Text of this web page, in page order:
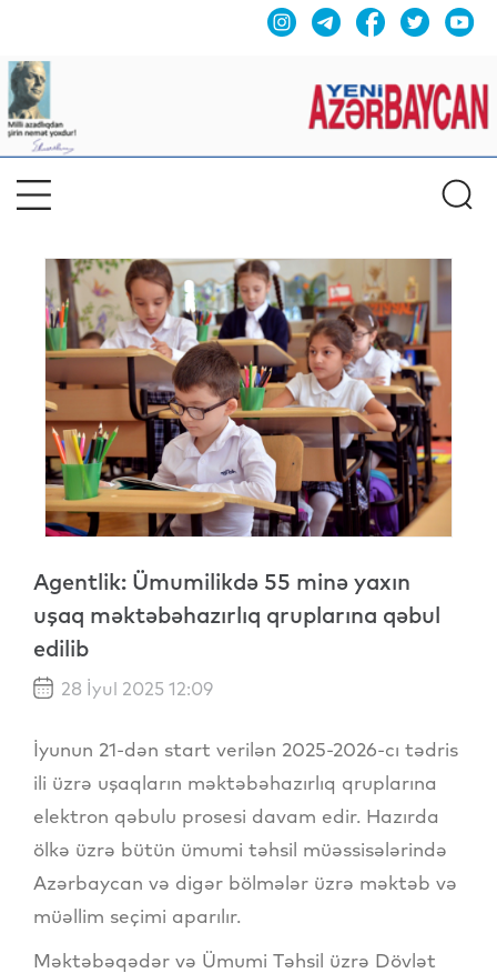
Agentlik: Ümumilikdə 55 minə yaxın
uşaq məktəbəhazırlıq qruplarına qəbul
edilib
28 İyul 2025 12:09
İyunun 21-dən start verilən 2025-2026-cı tədris
ili üzrə uşaqların məktəbəhazırlıq qruplarına
elektron qəbulu prosesi davam edir. Hazırda
ölkə üzrə bütün ümumi təhsil müəssisələrində
Azərbaycan və digər bölmələr üzrə məktəb və
müəllim seçimi aparılır.
Məktəbəqədər və Ümumi Təhsil üzrə Dövlət